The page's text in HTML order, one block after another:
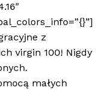
z
virgin 100! Nigdy
małych